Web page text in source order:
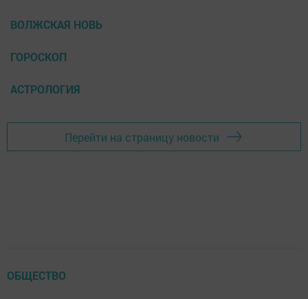
ВОЛЖСКАЯ НОВЬ
ГОРОСКОП
АСТРОЛОГИЯ
Перейти на страницу новости
ОБЩЕСТВО